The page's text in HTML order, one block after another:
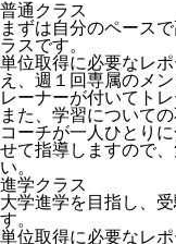
普通クラス
まずは自分のペース
ラスです。
単位取得に必要なレ
え、週１回専属のメン
レーナーが付いてト
また、学習について
コーチが一人ひとり
せて指導しますので
い。
進学クラス
大学進学を目指し、
す。
単位取得に必要なレ